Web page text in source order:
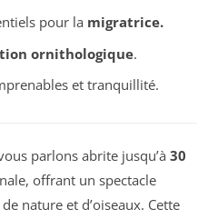
pour la migratrice.
ornithologique.
et tranquillité.
parlons abrite jusqu’à 30
offrant un spectacle
nature et d’oiseaux. Cette